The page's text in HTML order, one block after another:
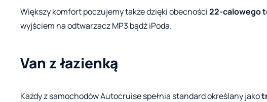
Większy komfort poczujemy także dzięki obecności22-calowego
wyjściem na odtwarzacz MP3 bądź iPoda.
Van z łazienką
Każdy z samochodów Autocruise spełnia standard określany jako